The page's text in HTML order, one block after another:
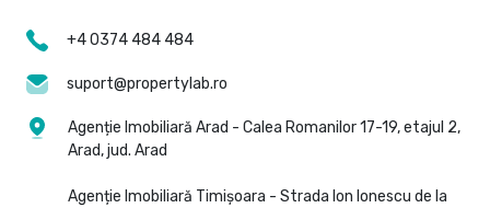
+4 0374 484 484
suport@propertylab.ro
Agenție Imobiliară Arad - Calea Romanilor 17-19, etajul 2,
Arad, jud. Arad
Agenție Imobiliară Timișoara - Strada Ion Ionescu de la